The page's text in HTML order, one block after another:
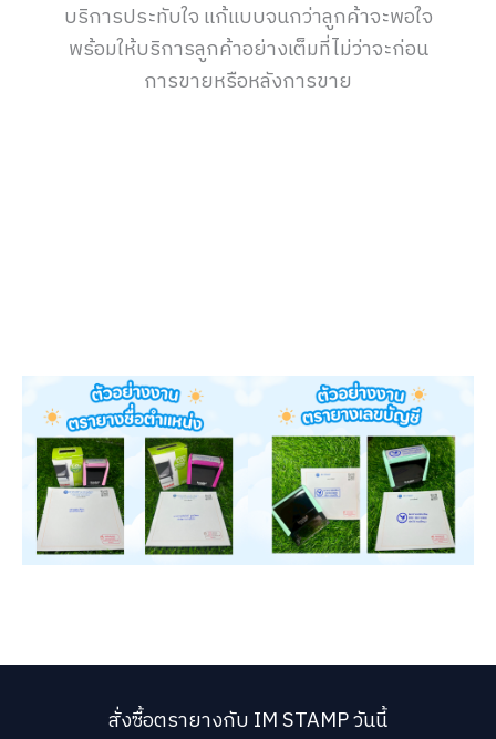
บริการประทับใจ แก้แบบจนกว่าลูกค้าจะพอใจ
พร้อมให้บริการลูกค้าอย่างเต็มที่ไม่ว่าจะก่อน
การขายหรือหลังการขาย
สั่งซื้อตรายางกับ IM STAMP วันนี้